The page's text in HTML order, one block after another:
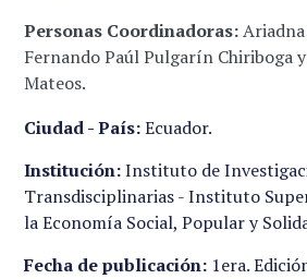
Personas Coordinadoras:
Fernando Paúl Pulgarín Chiriboga
Mateos.
Ciudad - País:Ecuador.
Institución:Instituto de
Transdisciplinarias - Instituto
la Economía Social, Popular y
Fecha de publicación: 1era.